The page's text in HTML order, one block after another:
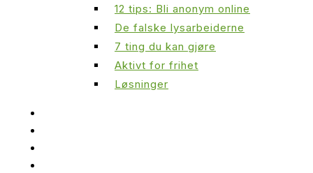
12 tips: Bli anonym online
De falske lysarbeiderne
7 ting du kan gjøre
Aktivt for frihet
Løsninger